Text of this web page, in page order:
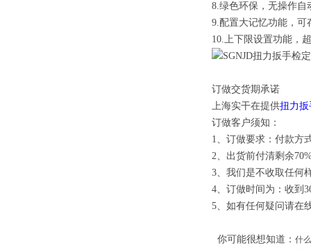
8.绿色环保，无操作自
9.配置大记忆功能，可
10.上下限设置功能，
订做交货期承诺
上海实干在提供扭力
订做客户须知：
1、订做要求：付款方
2、出货前付清剩余
3、我们是不收取任何
4、订做时间为：收到
5、如有任何疑问请在
你可能很想知道： 什